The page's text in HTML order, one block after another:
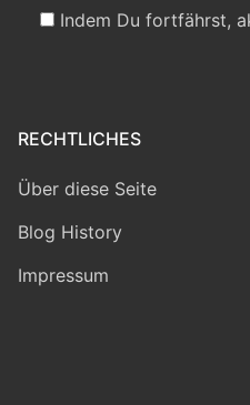
Indem Du fortfährst,
RECHTLICHES
Über diese Seite
Blog History
Impressum